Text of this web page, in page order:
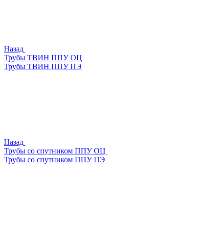
Назад
Трубы ТВИН ППУ ОЦ
Трубы ТВИН ППУ ПЭ
Назад
Трубы со спутником ППУ ОЦ
Трубы со спутником ППУ ПЭ